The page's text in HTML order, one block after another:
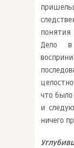
Дело
что
и
ничего